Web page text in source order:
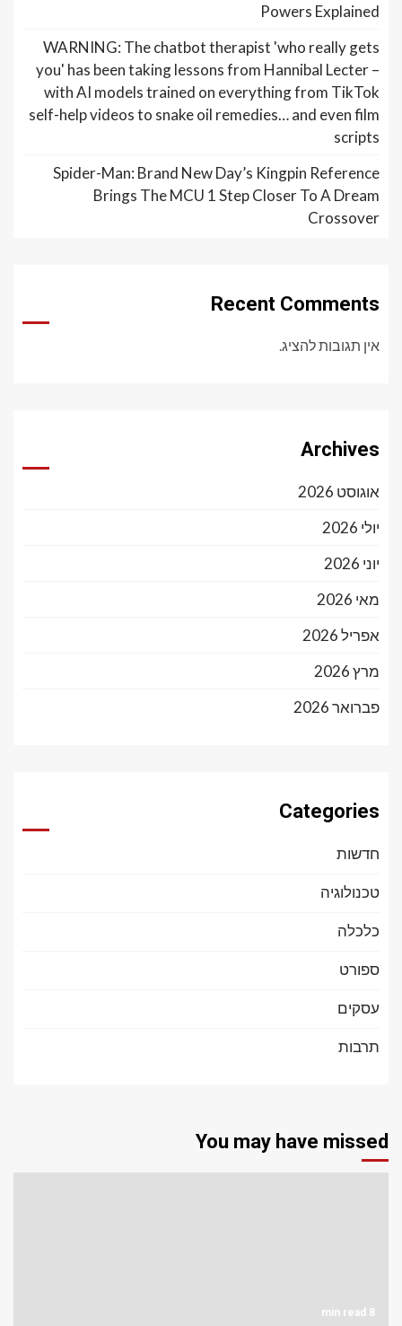
Powers Explained
WARNING: The chatbot therapist 'who really gets
you' has been taking lessons from Hannibal Lecter –
with AI models trained on everything from TikTok
self-help videos to snake oil remedies… and even film
scripts
Spider-Man: Brand New Day’s Kingpin Reference
Brings The MCU 1 Step Closer To A Dream
Crossover
Recent Comments
אין תגובות להציג.
Archives
אוגוסט 2026
יולי 2026
יוני 2026
מאי 2026
אפריל 2026
מרץ 2026
פברואר 2026
Categories
חדשות
טכנולוגיה
כלכלה
ספורט
עסקים
תרבות
You may have missed
8 min read